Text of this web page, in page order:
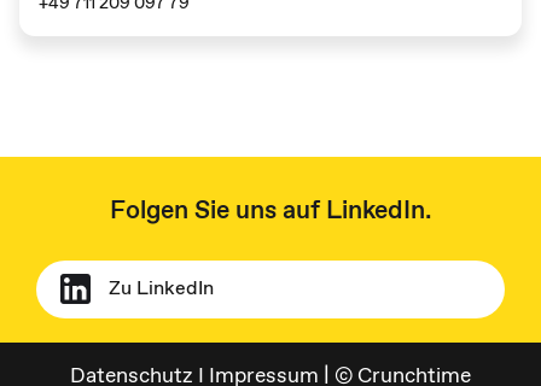
Folgen Sie uns auf LinkedIn.
Zu LinkedIn
Datenschutz I Impressum | © Crunchtime